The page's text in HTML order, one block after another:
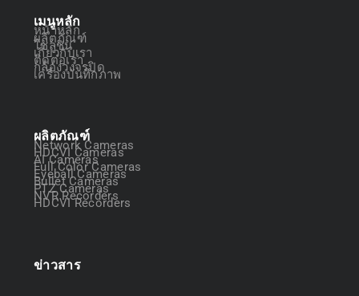
เมนูหลัก
หน้าหลัก
ผลิตภัณฑ์
โซลูชัน
เกี่ยวกับเรา
ติดต่อเรา
กล้องวงจรปิด
เครื่องบันทึกภาพ
ผลิตภัณฑ์
Network Cameras
HDCVI Cameras
AI Cameras
Full Color Cameras
Eyeball Cameras
Bullet Cameras
PTZ Cameras
NVR Recorders
HDCVI Recorders
ข่าวสาร